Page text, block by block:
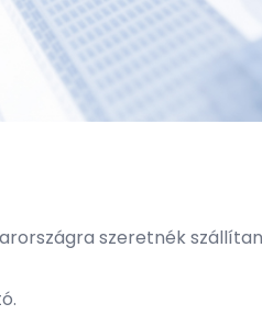
szeretnék